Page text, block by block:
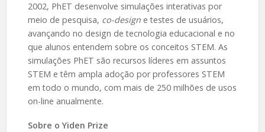
2002, PhET desenvolve simulações interativas por
meio de pesquisa, co-designe testes de usuários,
avançando no design de tecnologia educacional e no
que alunos entendem sobre os conceitos STEM. As
simulações PhET são recursos líderes em assuntos
STEM e têm ampla adoção por professores STEM
em todo o mundo, com mais de 250 milhões de usos
on-line anualmente.
Sobre o Yiden Prize